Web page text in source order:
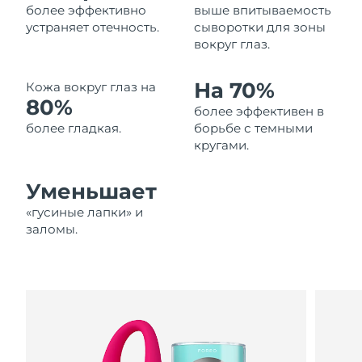
более эффективно
устраняет отечность.
выше впитываемость
сыворотки для зоны
вокруг глаз.
Кожа вокруг глаз на
80%
более гладкая.
На 70%
более эффективен в
борьбе с темными
кругами.
Уменьшает
«гусиные лапки» и
заломы.
Ожидаемая дата доставки
8/11/26
Люксембург
Ожидаемая дата доставки
8/10/26
Малайзия
Ожидаемая дата доставки